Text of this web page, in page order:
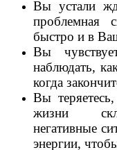
Вы устали
проблемная
быстро и в
Вы
наблюдать,
когда
Вы
жизни
негативные
энергии,